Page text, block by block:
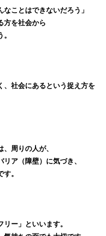
ことはできないだろう」
方を社会から
、社会にあるという捉え方を
周りの人が、
ア（障壁）に気づき、
。
ー」といいます。